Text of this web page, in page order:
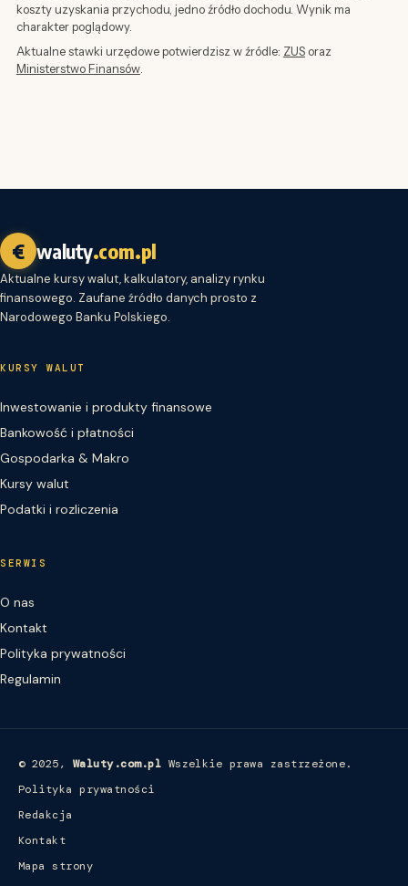
koszty uzyskania przychodu, jedno źródło dochodu. Wynik ma
charakter poglądowy.
Aktualne stawki urzędowe potwierdzisz w źródle: ZUSoraz
Ministerstwo Finansów.
€ waluty.com.pl
Aktualne kursy walut, kalkulatory, analizy rynku
finansowego. Zaufane źródło danych prosto z
Narodowego Banku Polskiego.
KURSY WALUT
Inwestowanie i produkty finansowe
Bankowość i płatności
Gospodarka & Makro
Kursy walut
Podatki i rozliczenia
SERWIS
O nas
Kontakt
Polityka prywatności
Regulamin
© 2025, Waluty.com.pl Wszelkie prawa zastrzeżone.
Polityka prywatności
Redakcja
Kontakt
Mapa strony